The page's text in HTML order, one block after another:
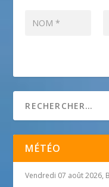
MÉTÉO
Vendredi 07 août 2026,